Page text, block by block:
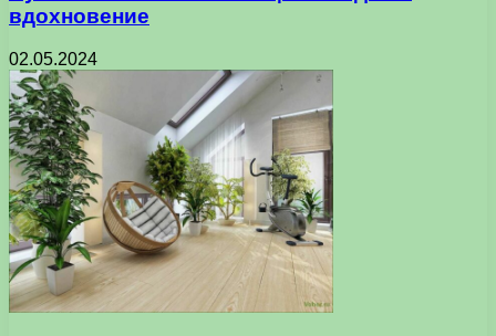
вдохновение
02.05.2024